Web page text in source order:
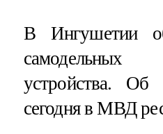
В Ингушетии
устройства. Об
сегодня в МВД